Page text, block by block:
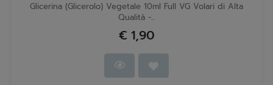
Glicerina (Glicerolo) Vegetale 10ml Full VG Volari di Alta
Qualità -...
€ 1,90